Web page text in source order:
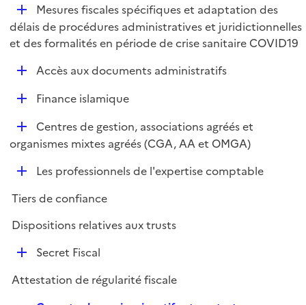
p
l
i
e
r
D
é
p
Mesures fiscales spécifiques et adaptation des
délais de procédures administratives et juridictionnelles
et des formalités en période de crise sanitaire COVID19
D
e
Accès aux documents administratifs
D
l
r
Finance islamique
D
é
e
r
Centres de gestion, associations agréés et
organismes mixtes agréés (CGA, AA et OMGA)
D
p
l
i
Les professionnels de l'expertise comptable
Tiers de confiance
Dispositions relatives aux trusts
D
p
Secret Fiscal
Attestation de régularité fiscale